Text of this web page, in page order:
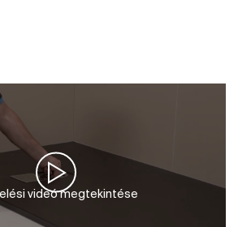
videó megtekintése